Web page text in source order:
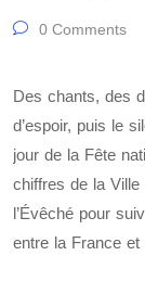
0 Comments
Des chants, des
d’espoir, puis le
jour de la Fête
chiffres de la
l’Évêché pour
entre la France